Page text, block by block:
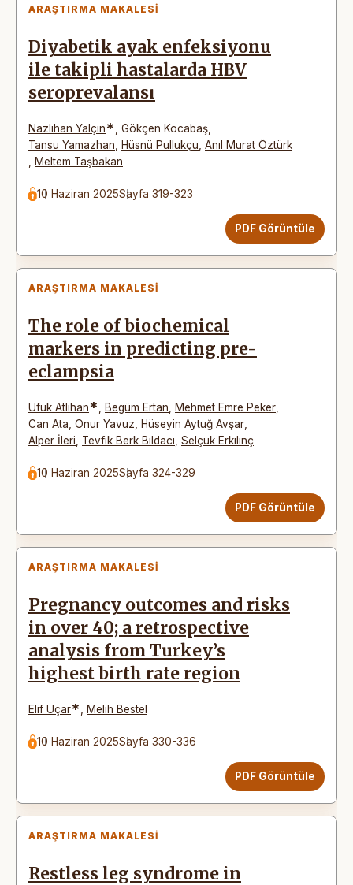
ARAŞTIRMA MAKALESI
Diyabetik ayak enfeksiyonu
ile takipli hastalarda HBV
seroprevalansı
Nazlıhan Yalçın* Gökçen Kocabaş
Tansu Yamazhan
Hüsnü Pullukçu Anıl Murat Öztürk
Meltem Taşbakan
10 Haziran 2025Sayfa 319-323
PDF Görüntüle
ARAŞTIRMA MAKALESI
The role of biochemical
markers in predicting pre-
eclampsia
Ufuk Atlıhan* Begüm Ertan Mehmet Emre Peker
Can Ata Onur Yavuz Hüseyin Aytuğ Avşar
Alper İleri
Tevfik Berk Bıldacı Selçuk Erkılınç
10 Haziran 2025Sayfa 324-329
PDF Görüntüle
ARAŞTIRMA MAKALESI
Pregnancy outcomes and risks
in over 40; a retrospective
analysis from Turkey’s
highest birth rate region
Elif Uçar* Melih Bestel
10 Haziran 2025Sayfa 330-336
PDF Görüntüle
ARAŞTIRMA MAKALESI
Restless leg syndrome in